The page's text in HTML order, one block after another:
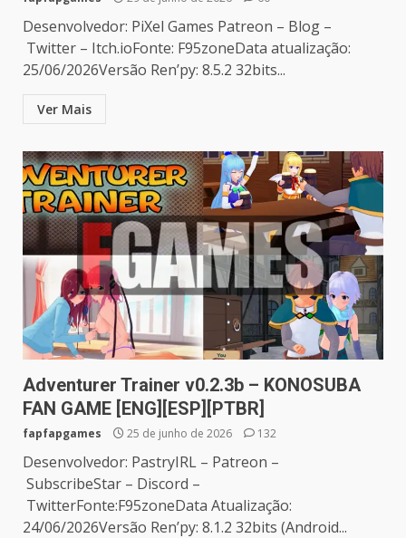
Desenvolvedor: PiXel Games Patreon – Blog –
Twitter – Itch.ioFonte: F95zoneData atualização:
25/06/2026Versão Ren’py: 8.5.2 32bits...
Ver Mais
Adventurer Trainer v0.2.3b – KONOSUBA
FAN GAME [ENG][ESP][PTBR]
fapfapgames 25 de junho de 2026 132
Desenvolvedor: PastryIRL – Patreon –
SubscribeStar – Discord –
TwitterFonte:F95zoneData Atualização:
24/06/2026Versão Ren’py: 8.1.2 32bits (Android...